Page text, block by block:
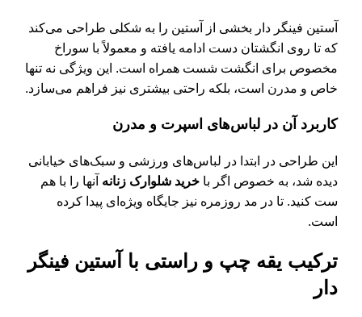
آستین فینگر دار بخشی از آستین را به شکلی طراحی می‌کند
که تا روی انگشتان دست ادامه یافته و معمولاً با سوراخ
مخصوص برای انگشت شست همراه است. این ویژگی نه تنها
خاص و مدرن است، بلکه راحتی بیشتری نیز فراهم می‌سازد.
کاربرد آن در لباس‌های اسپرت و مدرن
این طراحی در ابتدا در لباس‌های ورزشی و سبک‌های خیابانی
دیده شد، به خصوص اگر با خرید شلوارک زنانه آنها را با هم
ست کنید. تا در مد روزمره نیز جایگاه ویژه‌ای پیدا کرده
است.
ترکیب یقه چپ و راستی با آستین فینگر
دار